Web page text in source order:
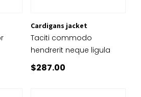
Cardigans jacket
Taciti commodo
hendrerit neque ligula
$287.00